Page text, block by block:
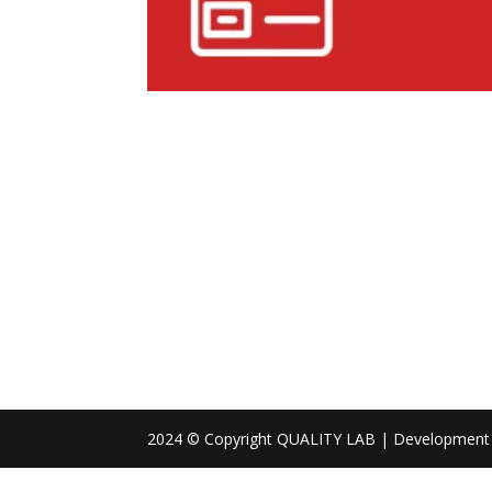
2024 © Copyright QUALITY LAB | Development